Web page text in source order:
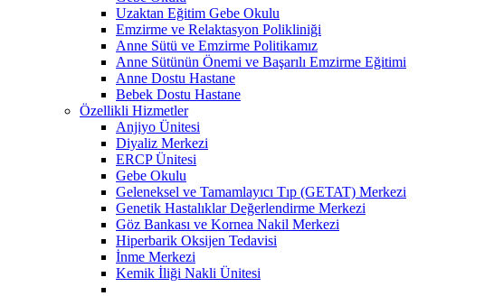
Uzaktan Eğitim Gebe Okulu
Emzirme ve Relaktasyon Polikliniği
Anne Sütü ve Emzirme Politikamız
Anne Sütünün Önemi ve Başarılı Emzirme Eğitimi
Anne Dostu Hastane
Bebek Dostu Hastane
Özellikli Hizmetler
Anjiyo Ünitesi
Diyaliz Merkezi
ERCP Ünitesi
Gebe Okulu
Geleneksel ve Tamamlayıcı Tıp (GETAT) Merkezi
Genetik Hastalıklar Değerlendirme Merkezi
Göz Bankası ve Kornea Nakil Merkezi
Hiperbarik Oksijen Tedavisi
İnme Merkezi
Kemik İliği Nakli Ünitesi